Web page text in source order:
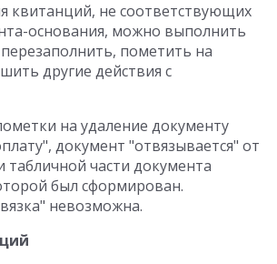
квитанций, не соответствующих
основания, можно выполнить
пометить на
другие действия с
на удаление документу
документ "отвязывается" от
табличной части документа
был сформирован.
невозможна.